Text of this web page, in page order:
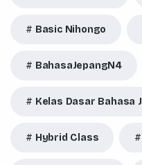
Basic Nihongo
BahasaJepangN4
Kelas Dasar Bahasa
Hybrid Class